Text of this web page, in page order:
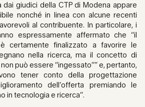
giudici della CTP di Modena appare
nonché in linea con alcune recenti
al contribuente. In particolare, i
espressamente affermato che “il
certamente finalizzato a favorire le
nella ricerca, ma il concetto di
può essere “ingessato”” e, pertanto,
tener conto della progettazione
dell’offerta premiando le
in tecnologia e ricerca”.